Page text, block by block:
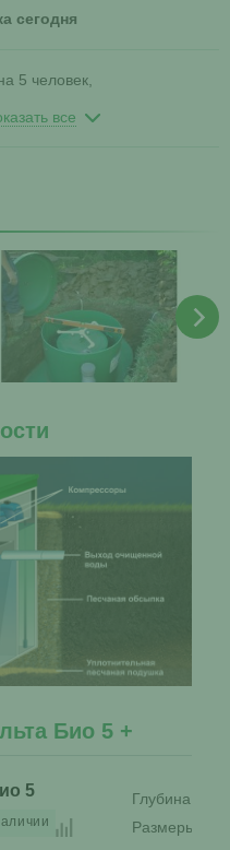
сегодня
5 человек
все
Био 5 +
5
Глубина
Размеры: